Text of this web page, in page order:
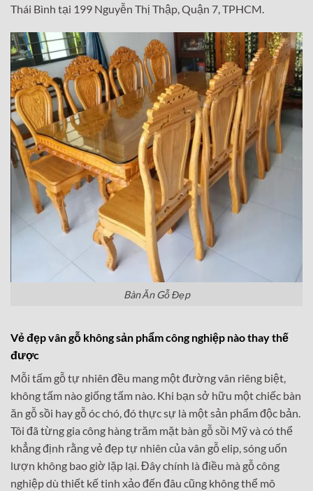
Thái Bình tại 199 Nguyễn Thị Thập, Quận 7, TPHCM.
Bàn Ăn Gỗ Đẹp
Vẻ đẹp vân gỗ không sản phẩm công nghiệp nào thay thế
được
Mỗi tấm gỗ tự nhiên đều mang một đường vân riêng biệt,
không tấm nào giống tấm nào. Khi bạn sở hữu một chiếc bàn
ăn gỗ sồi hay gỗ óc chó, đó thực sự là một sản phẩm độc bản.
Tôi đã từng gia công hàng trăm mặt bàn gỗ sồi Mỹ và có thể
khẳng định rằng vẻ đẹp tự nhiên của vân gỗ elip, sóng uốn
lượn không bao giờ lặp lại. Đây chính là điều mà gỗ công
nghiệp dù thiết kế tinh xảo đến đâu cũng không thể mô